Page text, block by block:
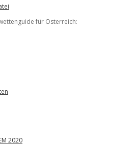
für Österreich:
2020